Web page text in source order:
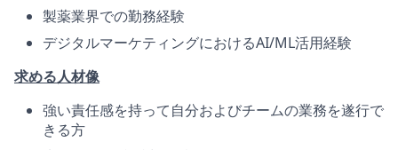
製薬業界での勤務経験
デジタルマーケティングにおけるAI/ML活用経験
求める人材像
強い責任感を持って自分およびチームの業務を遂行で
きる方